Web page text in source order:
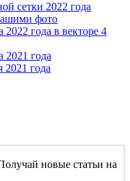
сетки 2022 года
фото
2022 года в векторе 4
2021 года
2021 года
новые статьи на